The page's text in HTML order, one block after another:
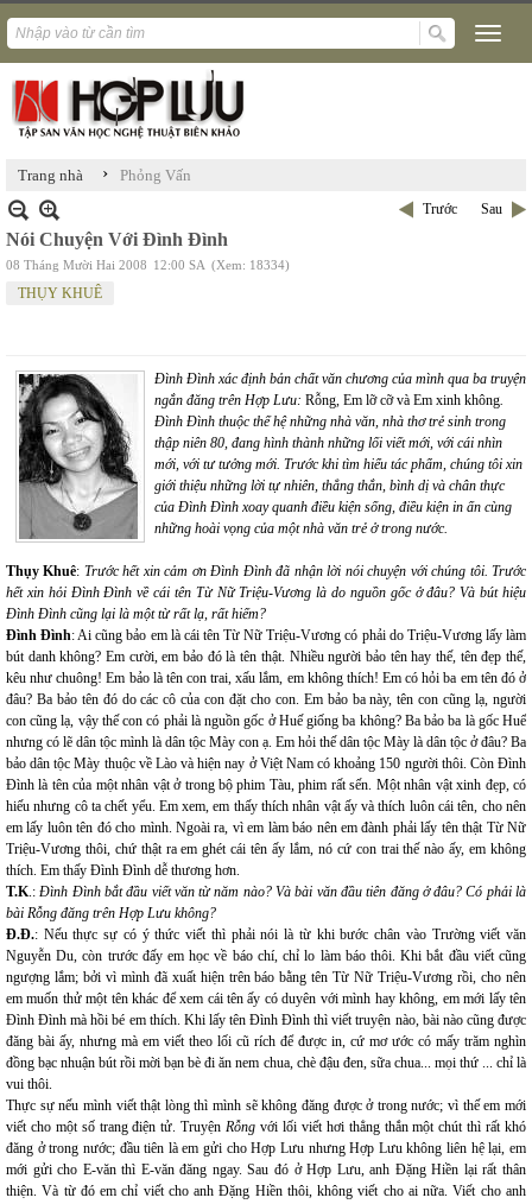
Trang nhà › Phỏng Vấn
Trước Sau
Nói Chuyện Với Đình Đình
08 Tháng Mười Hai 2008 12:00 SA (Xem: 18334)
THỤY KHUÊ
Đình Đình xác định bản chất văn chương của mình qua ba truyện
ngắn đăng trên Hợp Lưu: Rỗng, Em lỡ cỡ và Em xinh không.
Đình Đình thuộc thế hệ những nhà văn, nhà thơ trẻ sinh trong
thập niên 80, đang hình thành những lối viết mới, với cái nhìn
mới, với tư tưởng mới. Trước khi tìm hiểu tác phẩm, chúng tôi xin
giới thiệu những lời tự nhiên, thẳng thắn, bình dị và chân thực
của Đình Đình xoay quanh điều kiện sống, điều kiện in ấn cùng
những hoài vọng của một nhà văn trẻ ở trong nước.
Thụy Khuê: Trước hết xin cảm ơn Đình Đình đã nhận lời nói chuyện với chúng tôi. Trước
hết xin hỏi Đình Đình về cái tên Từ Nữ Triệu-Vương là do nguồn gốc ở đâu? Và bút hiệu
Đình Đình cũng lại là một từ rất lạ, rất hiếm?
Đình Đình: Ai cũng bảo em là cái tên Từ Nữ Triệu-Vương có phải do Triệu-Vương lấy làm
bút danh không? Em cười, em bảo đó là tên thật. Nhiều người bảo tên hay thế, tên đẹp thế,
kêu như chuông! Em bảo là tên con trai, xấu lắm, em không thích! Em có hỏi ba em tên đó ở
đâu? Ba bảo tên đó do các cô của con đặt cho con. Em bảo ba này, tên con cũng lạ, người
con cũng lạ, vậy thế con có phải là nguồn gốc ở Huế giống ba không? Ba bảo ba là gốc Huế
nhưng có lẽ dân tộc mình là dân tộc Mày con ạ. Em hỏi thế dân tộc Mày là dân tộc ở đâu? Ba
bảo dân tộc Mày thuộc về Lào và hiện nay ở Việt Nam có khoảng 150 người thôi. Còn Đình
Đình là tên của một nhân vật ở trong bộ phim Tàu, phim rất sến. Một nhân vật xinh đẹp, có
hiếu nhưng cô ta chết yểu. Em xem, em thấy thích nhân vật ấy và thích luôn cái tên, cho nên
em lấy luôn tên đó cho mình. Ngoài ra, vì em làm báo nên em đành phải lấy tên thật Từ Nữ
Triệu-Vương thôi, chứ thật ra em ghét cái tên ấy lắm, nó cứ con trai thế nào ấy, em không
thích. Em thấy Đình Đình dễ thương hơn.
T.K.: Đình Đình bắt đầu viết văn từ năm nào? Và bài văn đầu tiên đăng ở đâu? Có phải là
bài Rỗng đăng trên Hợp Lưu không?
Đ.Đ.: Nếu thực sự có ý thức viết thì phải nói là từ khi bước chân vào Trường viết văn
Nguyễn Du, còn trước đấy em học về báo chí, chỉ lo làm báo thôi. Khi bắt đầu viết cũng
ngượng lắm; bởi vì mình đã xuất hiện trên báo bằng tên Từ Nữ Triệu-Vương rồi, cho nên
em muốn thử một tên khác để xem cái tên ấy có duyên với mình hay không, em mới lấy tên
Đình Đình mà hồi bé em thích. Khi lấy tên Đình Đình thì viết truyện nào, bài nào cũng được
đăng bài ấy, nhưng mà em viết theo lối cũ rích để được in, cứ mơ ước có mấy trăm nghìn
đồng bạc nhuận bút rồi mời bạn bè đi ăn nem chua, chè đậu đen, sữa chua... mọi thứ ... chỉ là
vui thôi.
Thực sự nếu mình viết thật lòng thì mình sẽ không đăng được ở trong nước; vì thế em mới
viết cho một số trang điện tử. TruyệnRỗng với lối viết hơi thẳng thắn một chút thì rất khó
đăng ở trong nước; đầu tiên là em gửi cho Hợp Lưu nhưng Hợp Lưu không liên hệ lại, em
mới gửi cho E-văn thì E-văn đăng ngay. Sau đó ở Hợp Lưu, anh Đặng Hiền lại rất thân
thiện. Và từ đó em chỉ viết cho anh Đặng Hiền thôi, không viết cho ai nữa. Viết cho anh